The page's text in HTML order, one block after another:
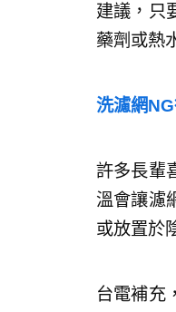
建議，只
藥劑或熱
洗濾網
許多長輩
溫會讓濾
或放置於
台電補充